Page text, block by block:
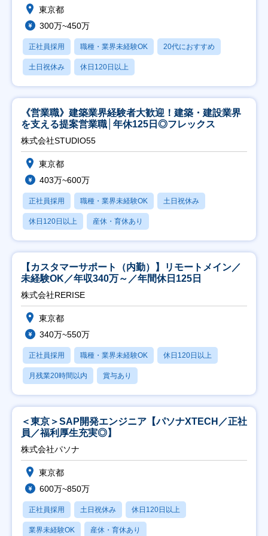
東京都
300万~450万
正社員採用 職種・業界未経験OK 20代におすすめ
土日祝休み 休日120日以上
《営業職》建築業界経験者大歓迎！建築・建設業界
を支える提案営業職│年休125日◎フレックス
株式会社STUDIO55
東京都
403万~600万
正社員採用 職種・業界未経験OK 土日祝休み
休日120日以上 産休・育休あり
【カスタマーサポート（内勤）】リモートメイン／
未経験OK／年収340万～／年間休日125日
株式会社RERISE
東京都
340万~550万
正社員採用 職種・業界未経験OK 休日120日以上
月残業20時間以内 賞与あり
＜東京＞SAP開発エンジニア【パソナXTECH／正社
員／福利厚生充実◎】
株式会社パソナ
東京都
600万~850万
正社員採用 土日祝休み 休日120日以上
業界未経験OK 産休・育休あり